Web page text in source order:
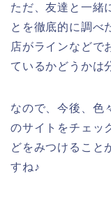
ただ、友達と一緒
とを徹底的に調べ
店がラインなどで
ているかどうかは
なので、今後、色
のサイトをチェッ
どをみつけること
すね♪